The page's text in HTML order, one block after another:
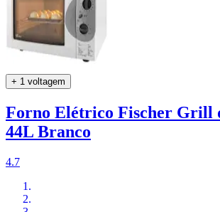
+ 1 voltagem
Forno Elétrico Fischer Grill
44L Branco
4.7